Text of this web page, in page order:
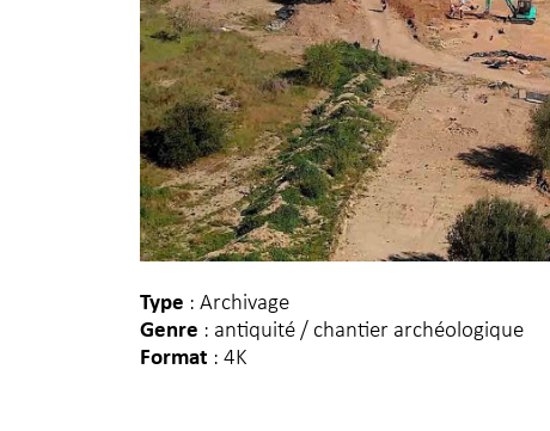
Type : Archivage
Genre : antiquité / chantier archéologique
Format : 4K